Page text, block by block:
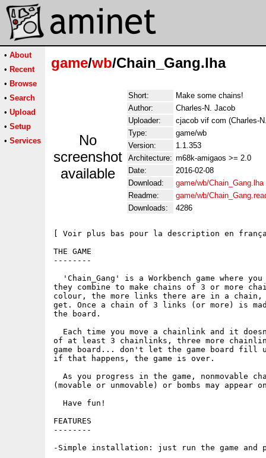
• About
• Recent
• Browse
• Search
• Upload
• Setup
• Services
game/wb/Chain_Gang.lha
No
screenshot
available
Short:
Make some chains!
Author:
Charles-N. Jacob
Uploader:
cjacob vif com (Charles-
Type:
game/wb
Version:
1.1.353
Architecture: m68k-amigaos >= 2.0
Date:
2016-02-08
Download:
game/wb/Chain_Gang.lha
Readme:
game/wb/
Downloads:
4286
[ Voir plus bas pour la description en
THE GAME
--------
'Chain_Gang' is a Workbench game where you
they combine to make chains of 3 or more
colour, the more links there are in a chain,
get. Once a chain of 3 links (or more) is
the board.
Each time you move a chainlink and it
of at least 3 chainlinks, three more
game board... don't let the game board fill
if that happens, the game is over.
As you progress in the game, nonmovable
(movable or unmovable) or bombs may appear
  Have fun!
FEATURES
--------
-Simple installation: just run the game and